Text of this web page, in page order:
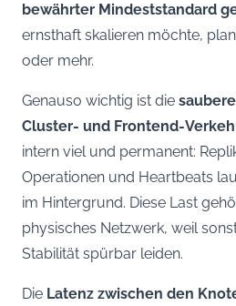
bewährter Mindeststandard
ernsthaft skalieren möchte,
oder mehr.
Genauso wichtig ist die
Cluster- und Frontend-
intern viel und permanent:
Operationen und Heartbeats
im Hintergrund. Diese Last
physisches Netzwerk, weil
Stabilität spürbar leiden.
Die Latenz zwischen den